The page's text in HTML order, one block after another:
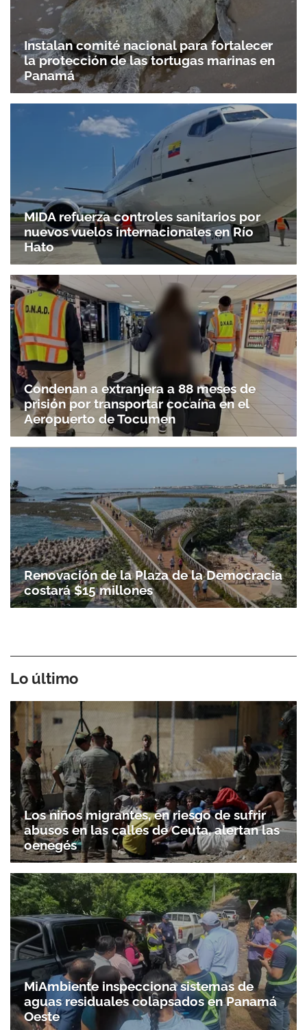
Gracias por suscribirte a nuestro boletín.
Instalan comité nacional para fortalecer
la protección de las tortugas marinas en
Panamá
MIDA refuerza controles sanitarios por
nuevos vuelos internacionales en Río
Hato
Condenan a extranjera a 88 meses de
prisión por transportar cocaína en el
Aeropuerto de Tocumen
Renovación de la Plaza de la Democracia
costará $15 millones
Lo último
Los niños migrantes, en riesgo de sufrir
abusos en las calles de Ceuta, alertan las
oenegés
MiAmbiente inspecciona sistemas de
aguas residuales colapsados en Panamá
Oeste